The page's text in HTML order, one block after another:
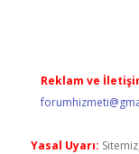
Reklam ve
Yasal Uyarı: